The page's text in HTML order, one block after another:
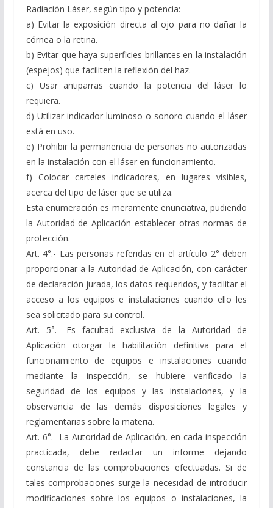
Radiación Láser, según tipo y potencia:
a) Evitar la exposición directa al ojo para no dañar la
córnea o la retina.
b) Evitar que haya superficies brillantes en la instalación
(espejos) que faciliten la reflexión del haz.
c) Usar antiparras cuando la potencia del láser lo
requiera.
d) Utilizar indicador luminoso o sonoro cuando el láser
está en uso.
e) Prohibir la permanencia de personas no autorizadas
en la instalación con el láser en funcionamiento.
f) Colocar carteles indicadores, en lugares visibles,
acerca del tipo de láser que se utiliza.
Esta enumeración es meramente enunciativa, pudiendo
la Autoridad de Aplicación establecer otras normas de
protección.
Art. 4°.- Las personas referidas en el artículo 2° deben
proporcionar a la Autoridad de Aplicación, con carácter
de declaración jurada, los datos requeridos, y facilitar el
acceso a los equipos e instalaciones cuando ello les
sea solicitado para su control.
Art. 5°.- Es facultad exclusiva de la Autoridad de
Aplicación otorgar la habilitación definitiva para el
funcionamiento de equipos e instalaciones cuando
mediante la inspección, se hubiere verificado la
seguridad de los equipos y las instalaciones, y la
observancia de las demás disposiciones legales y
reglamentarias sobre la materia.
Art. 6°.- La Autoridad de Aplicación, en cada inspección
practicada, debe redactar un informe dejando
constancia de las comprobaciones efectuadas. Si de
tales comprobaciones surge la necesidad de introducir
modificaciones sobre los equipos o instalaciones, la